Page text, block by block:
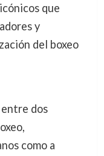
que
y
del boxeo
dos
como a